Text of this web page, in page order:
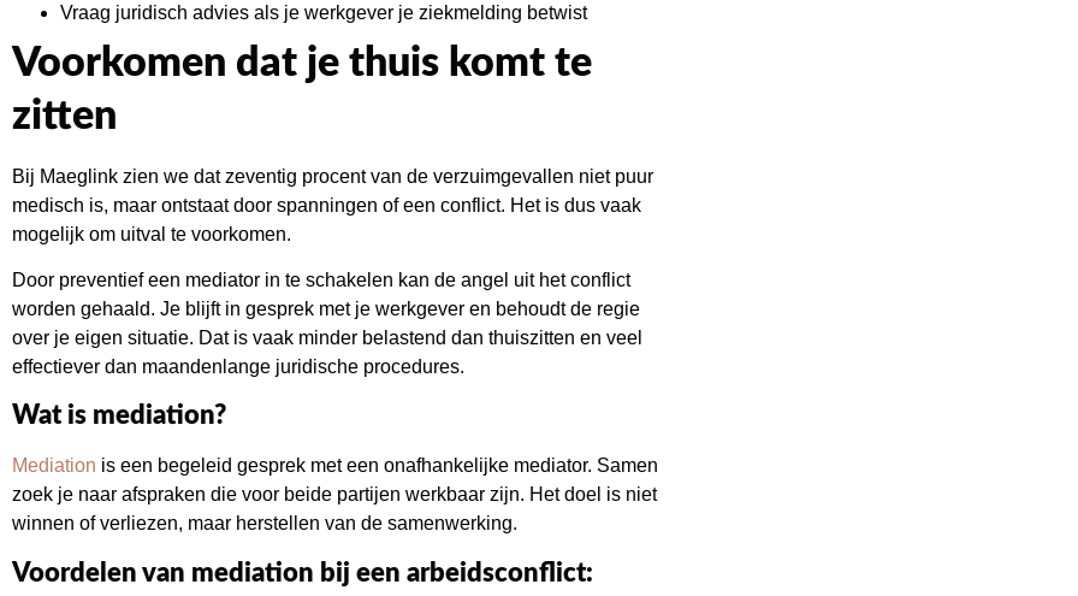
Vraag juridisch advies als je werkgever je ziekmelding betwist
Voorkomen dat je thuis komt te
zitten
Bij Maeglink zien we dat zeventig procent van de verzuimgevallen niet puur
medisch is, maar ontstaat door spanningen of een conflict. Het is dus vaak
mogelijk om uitval te voorkomen.
Door preventief een mediator in te schakelen kan de angel uit het conflict
worden gehaald. Je blijft in gesprek met je werkgever en behoudt de regie
over je eigen situatie. Dat is vaak minder belastend dan thuiszitten en veel
effectiever dan maandenlange juridische procedures.
Wat is mediation?
Mediation is een begeleid gesprek met een onafhankelijke mediator. Samen
zoek je naar afspraken die voor beide partijen werkbaar zijn. Het doel is niet
winnen of verliezen, maar herstellen van de samenwerking.
Voordelen van mediation bij een arbeidsconflict: